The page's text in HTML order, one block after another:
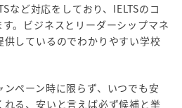
など対応をしており、IELTSのコ
。ビジネスとリーダーシップマネ
しているのでわかりやすい学校
ペーン時に限らず、いつでも安
る、安いと言えば必ず候補と挙